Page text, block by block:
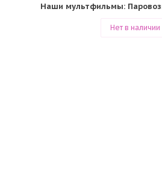
Наши мультфильмы:
Нет в наличии